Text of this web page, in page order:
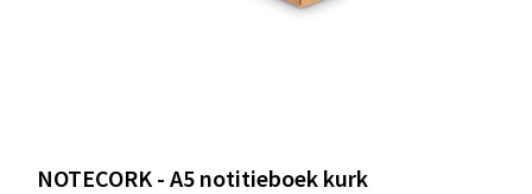
NOTECORK - A5 notitieboek kurk